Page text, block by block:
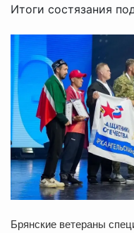
Итоги состязания
Брянские ветераны